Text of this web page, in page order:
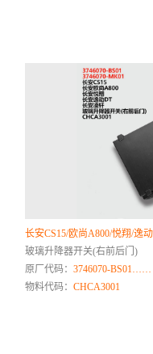
长安CS15/欧尚A800/悦翔/逸
玻璃升降器开关(右前后门)
原厂代码：3746070-BS01……
物料代码：CHCA3001